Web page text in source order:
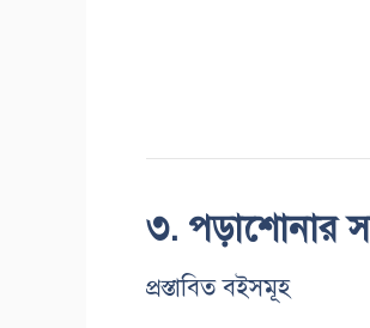
৩. পড়াশোনার
প্রস্তাবিত বইসমূহ